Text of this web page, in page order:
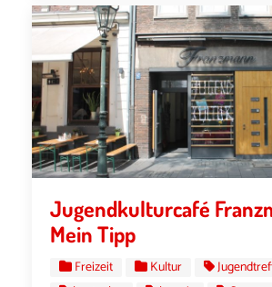
Jugendkulturcafé
Mein Tipp
Freizeit Kultur